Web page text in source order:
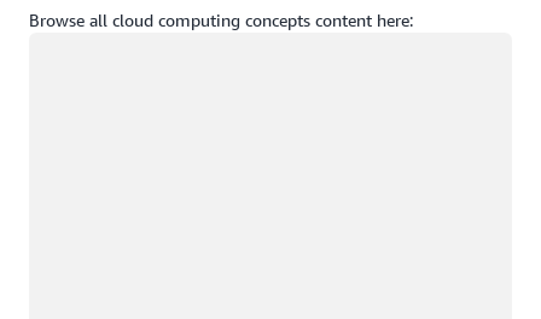
Browse all cloud computing concepts content here: